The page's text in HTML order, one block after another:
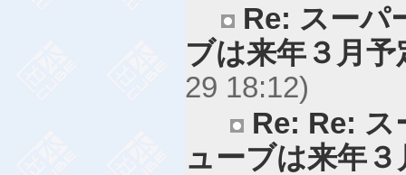
Re: スーパ
ブは来年３月予
29 18:12)
Re: Re: ス
ューブは来年３